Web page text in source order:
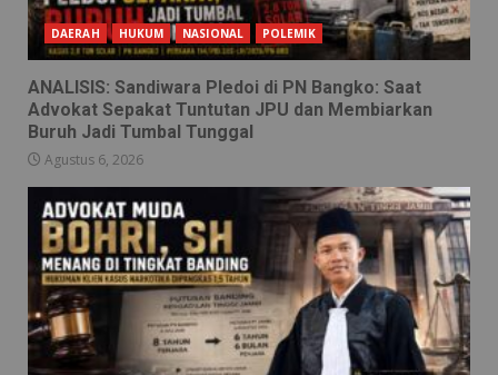
DAERAH HUKUM NASIONAL POLEMIK
ANALISIS: Sandiwara Pledoi di PN Bangko: Saat
Advokat Sepakat Tuntutan JPU dan Membiarkan
Buruh Jadi Tumbal Tunggal
Agustus 6, 2026